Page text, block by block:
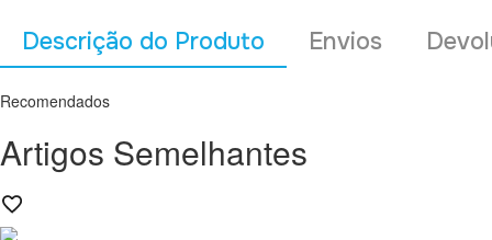
Descrição do Produto Envios
Recomendados
Artigos Semelhantes